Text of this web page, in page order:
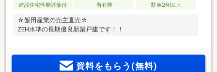
建設住宅性能評価付
所有権 駐車2台以上
☆飯田産業の売主直売☆
ZEH水準の長期優良新築戸建です！！
資料をもらう(無料)